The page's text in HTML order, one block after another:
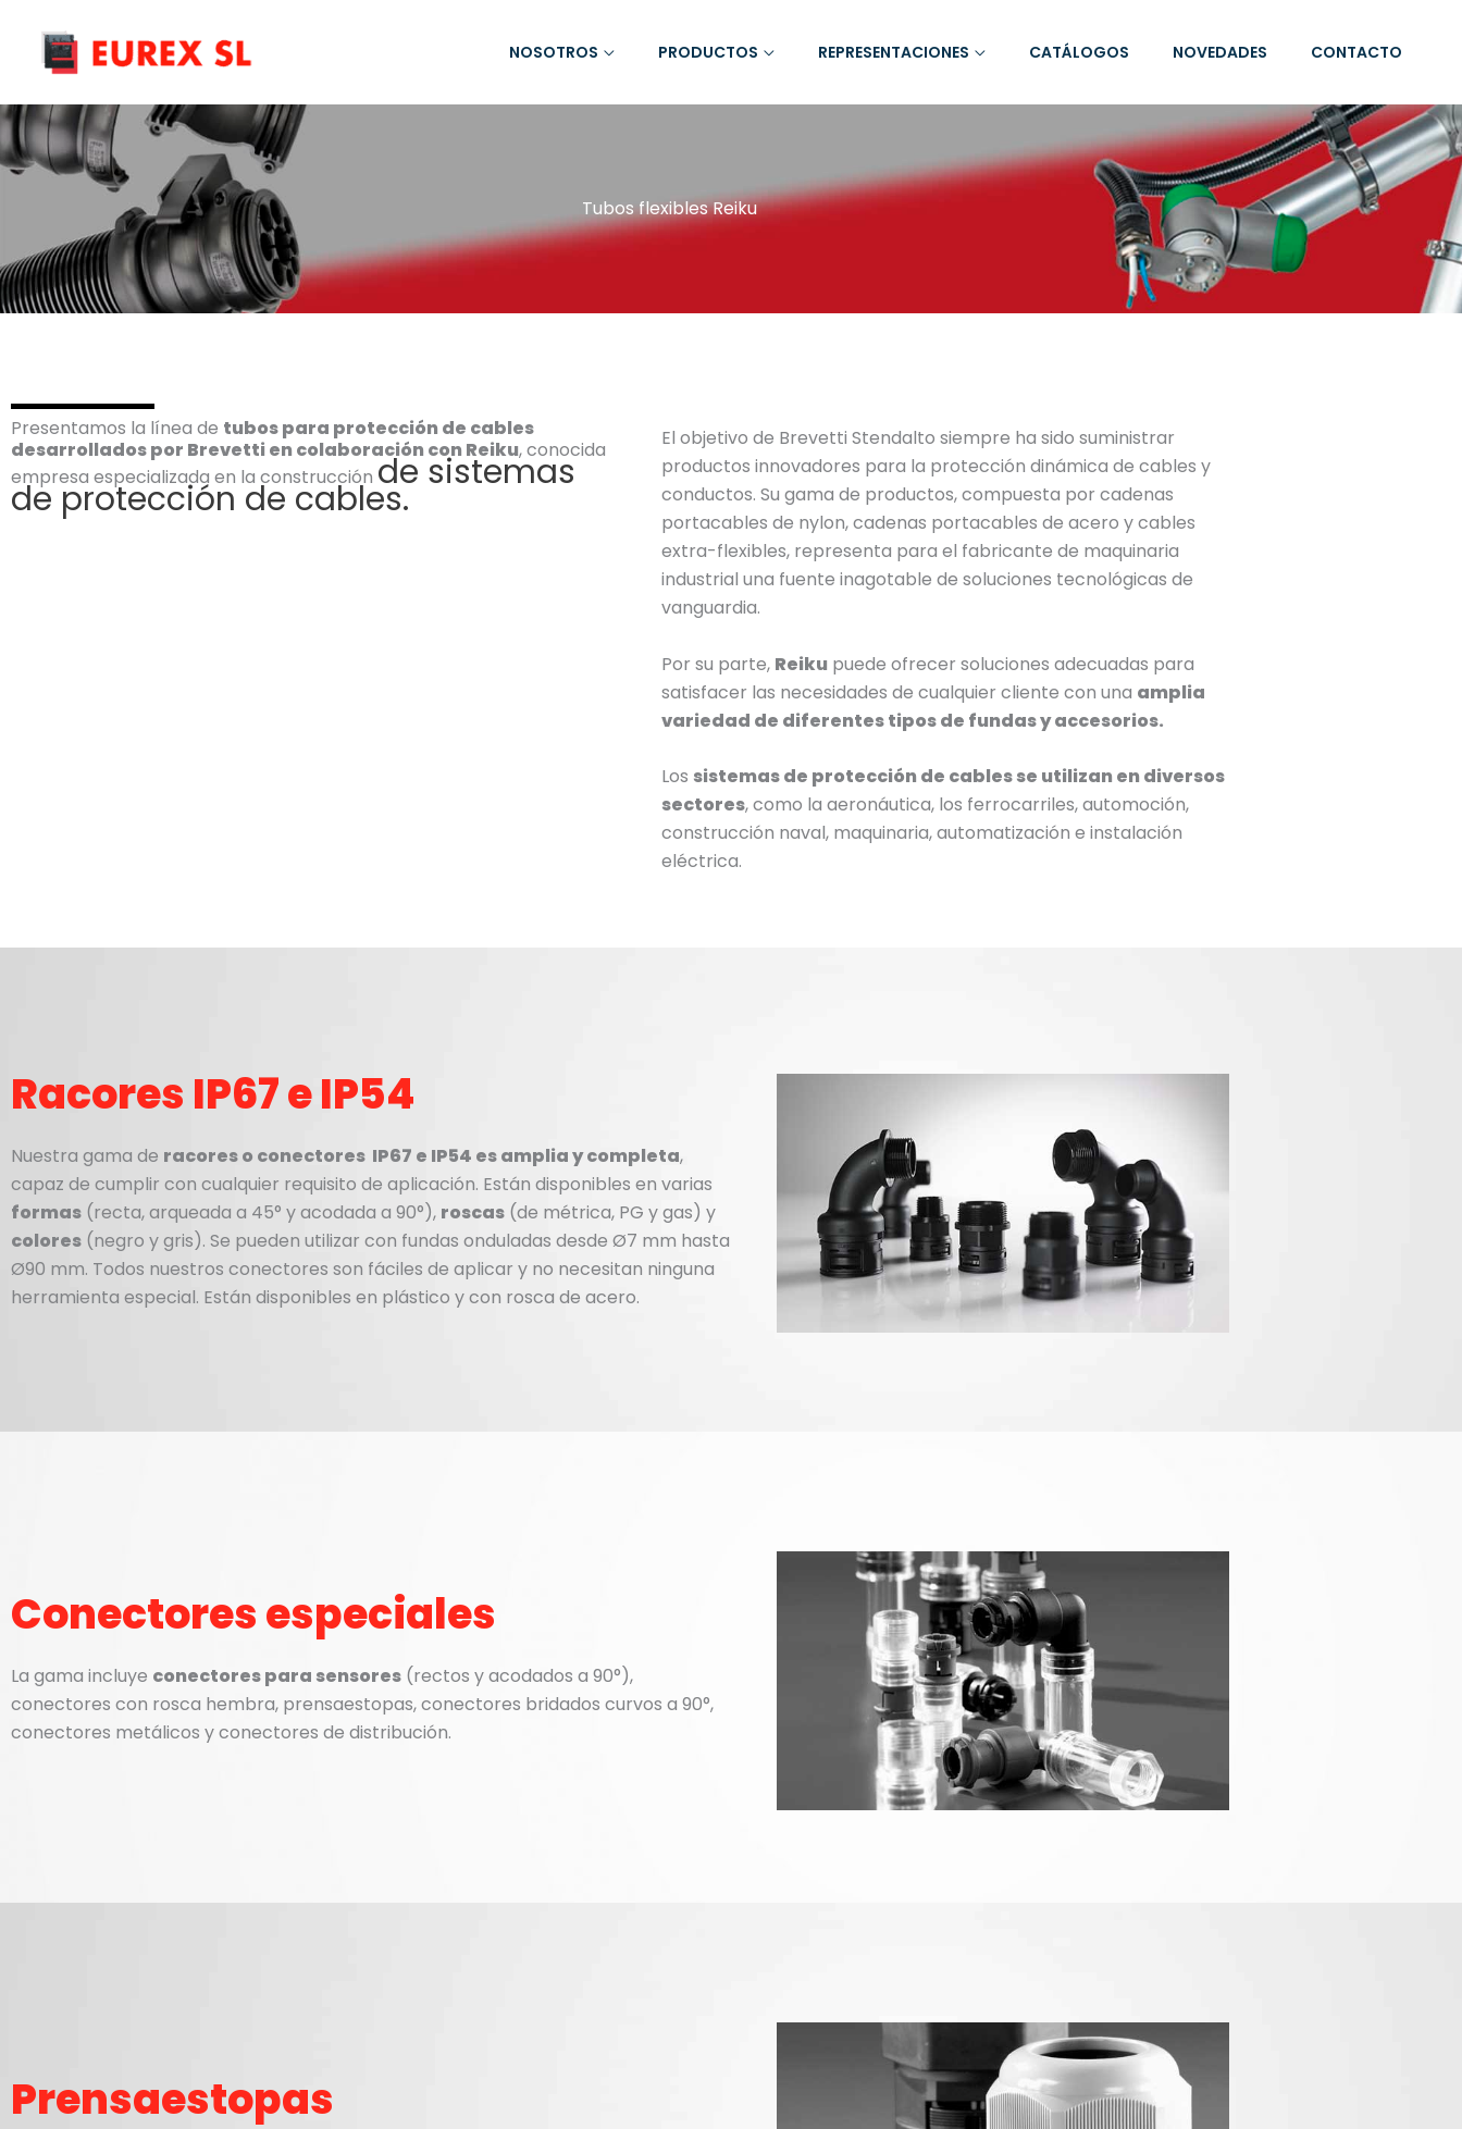
contenido
NOSOTROS PRODUCTOS REPRESENTACIONES CATÁLOGOS NOVEDADES CONTACTO
Tubos flexibles Reiku
Presentamos la línea de tubos para protección de cables
desarrollados por Brevetti en colaboración con Reiku, conocida
empresa especializada en la construcción de sistemas
de protección de cables.
El objetivo de Brevetti Stendalto siempre ha sido suministrar
productos innovadores para la protección dinámica de cables y
conductos. Su gama de productos, compuesta por cadenas
portacables de nylon, cadenas portacables de acero y cables
extra-flexibles, representa para el fabricante de maquinaria
industrial una fuente inagotable de soluciones tecnológicas de
vanguardia.
Por su parte, Reiku puede ofrecer soluciones adecuadas para
satisfacer las necesidades de cualquier cliente con una amplia
variedad de diferentes tipos de fundas y accesorios.
Los sistemas de protección de cables se utilizan en diversos
sectores, como la aeronáutica, los ferrocarriles, automoción,
construcción naval, maquinaria, automatización e instalación
eléctrica.
Racores IP67 e IP54
Nuestra gama de racores o conectores IP67 e IP54 es amplia y completa,
capaz de cumplir con cualquier requisito de aplicación. Están disponibles en varias
formas (recta, arqueada a 45° y acodada a 90°), roscas (de métrica, PG y gas) y
colores (negro y gris). Se pueden utilizar con fundas onduladas desde Ø7 mm hasta
Ø90 mm. Todos nuestros conectores son fáciles de aplicar y no necesitan ninguna
herramienta especial. Están disponibles en plástico y con rosca de acero.
Conectores especiales
La gama incluye conectorespara sensores (rectos y acodados a 90°),
conectores con rosca hembra, prensaestopas, conectores bridados curvos a 90°,
conectores metálicos y conectores de distribución.
Prensaestopas